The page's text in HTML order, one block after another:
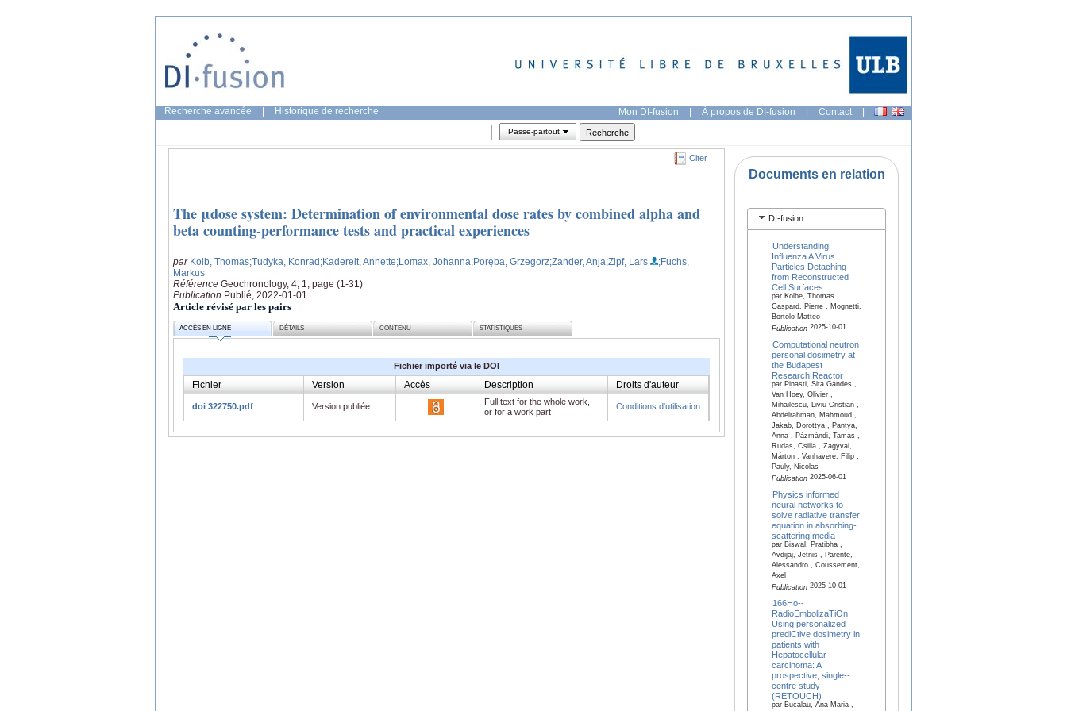
Recherche avancée Historique de recherche Mon DI-fusion | À propos de DI-fusion | Contact |
Passe-partout
Citer
The μdose system: Determination of environmental dose rates by combined alpha and
beta counting-performance tests and practical experiences
par Kolb, Thomas;Tudyka, Konrad;Kadereit, Annette;Lomax, Johanna;Porȩba, Grzegorz;Zander, Anja;Zipf, Lars
;Fuchs,
Markus
Référence Geochronology, 4, 1, page (1-31)
Publication Publié, 2022-01-01
Article révisé par les pairs
ACCÈS EN LIGNE DÉTAILS CONTENU STATISTIQUES
Fichier importé via le DOI
Fichier Version Accès Description Droits d'auteur
doi 322750.pdf Version publiée
Full text for the whole work,
or for a work part
Conditions d'utilisation
Documents en relation
DI-fusion
Understanding
Influenza A Virus
Particles Detaching
from Reconstructed
Cell Surfaces
par Kolbe, Thomas ,
Gaspard, Pierre , Mognetti,
Bortolo Matteo
Publication2025-10-01
Computational neutron
personal dosimetry at
the Budapest
Research Reactor
par Pinasti, Sita Gandes ,
Van Hoey, Olivier ,
Mihailescu, Liviu Cristian ,
Abdelrahman, Mahmoud ,
Jakab, Dorottya , Pantya,
Anna , Pázmándi, Tamás ,
Rudas, Csilla , Zagyvai,
Márton , Vanhavere, Filip ,
Pauly, Nicolas
Publication2025-06-01
Physics informed
neural networks to
solve radiative transfer
equation in absorbing-
scattering media
par Biswal, Pratibha ,
Avdijaj, Jetnis , Parente,
Alessandro , Coussement,
Axel
Publication2025-10-01
166Ho-­
RadioEmbolizaTiOn
Using personalized
prediCtive dosimetry in
patients with
Hepatocellular
carcinoma: A
prospective, single-­
centre study
(RETOUCH)
par Bucalau, Ana-Maria ,